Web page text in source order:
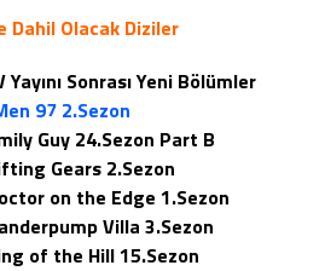
Dahil Olacak Diziler
Sonrası Yeni Bölümler
97 2.Sezon
Guy 24.Sezon Part B
Gears 2.Sezon
on the Edge 1.Sezon
Villa 3.Sezon
of the Hill 15.Sezon